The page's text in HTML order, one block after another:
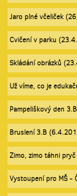
Jaro plné včeliček
Cvičení v parku
Skládání obrázků
Už víme, co je
Pampeliškový den
Bruslení 3.B
Zimo, zimo táhni
Vystoupení pro MŠ -